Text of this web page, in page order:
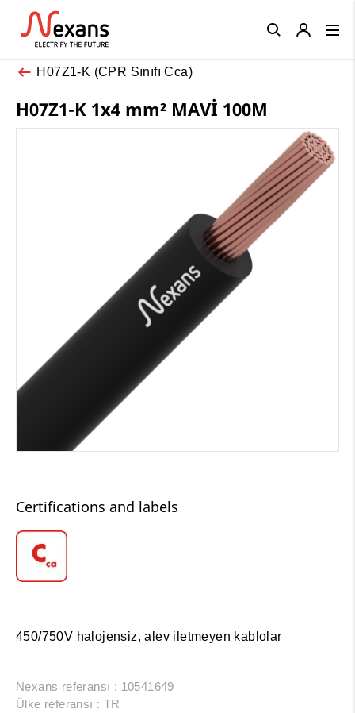
H07Z1-K (CPR Sınıfı Cca)
H07Z1-K 1x4 mm² MAVİ 100M
Certifications and labels
450/750V halojensiz, alev iletmeyen kablolar
Nexans referansı : 10541649
Ülke referansı : TR
Close